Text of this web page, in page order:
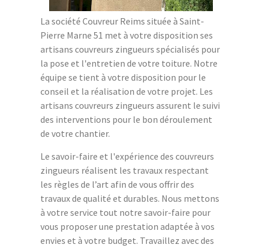
La société Couvreur Reims située à Saint-
Pierre Marne 51 met à votre disposition ses
artisans couvreurs zingueurs spécialisés pour
la pose et l'entretien de votre toiture. Notre
équipe se tient à votre disposition pour le
conseil et la réalisation de votre projet. Les
artisans couvreurs zingueurs assurent le suivi
des interventions pour le bon déroulement
de votre chantier.
Le savoir-faire et l'expérience des couvreurs
zingueurs réalisent les travaux respectant
les règles de l’art afin de vous offrir des
travaux de qualité et durables. Nous mettons
à votre service tout notre savoir-faire pour
vous proposer une prestation adaptée à vos
envies et à votre budget. Travaillez avec des